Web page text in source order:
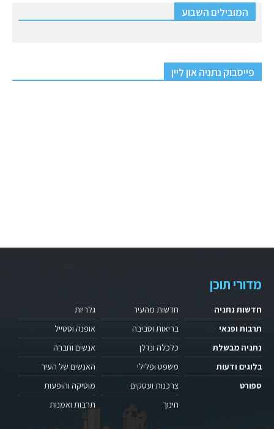
המובילים השבוע
פייסבוק נתניה און ליין
מדורי תוכן
חדשות נתניה
תרבות ופנאי
נתניה מבשלת
בלוגים ודעות
ספורט
חדשות מהעיר
בריאות וסביבה
כלכלה ונדלן
משפט ופלילי
צרכנות ועסקים
חינוך
גלריות
אופנה וסטייל
אנשים וחברה
האנשים של העיר
מוסיקה והופעות
תרבות ואמנות